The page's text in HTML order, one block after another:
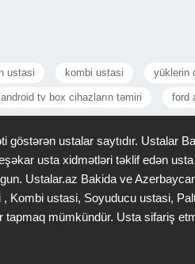
ustasi kombi ustasi yüklerin
android tv box cihazların təmiri ford
ustalar saytıdır. Ustalar
usta xidmətləri təklif edən
Ustalar.az Bakida ve
Kombi ustasi, Soyuducu ustasi,
tapmaq mümkündür. Usta sifariş